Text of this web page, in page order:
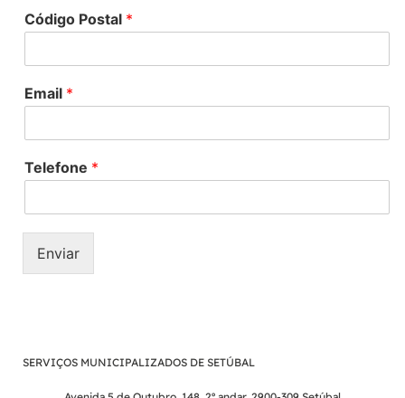
Código Postal *
Email *
Telefone *
Enviar
SERVIÇOS MUNICIPALIZADOS DE SETÚBAL